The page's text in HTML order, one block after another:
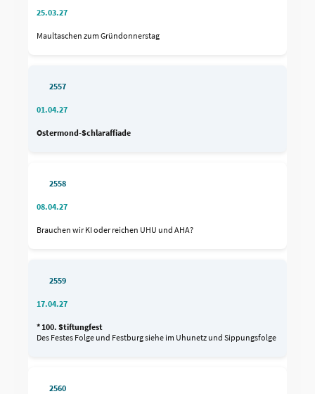
25.03.27
Maultaschen zum Gründonnerstag
2557
01.04.27
Ostermond-Schlaraffiade
2558
08.04.27
Brauchen wir KI oder reichen UHU und AHA?
2559
17.04.27
* 100. Stiftungfest
Des Festes Folge und Festburg siehe im Uhunetz und Sippungsfolge
2560